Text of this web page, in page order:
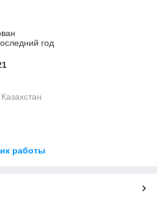
год
работы